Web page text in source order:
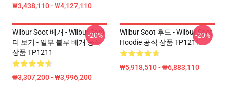
₩3,438,110 - ₩4,127,110
Wilbur Soot 베개 - Wilbur Soot
더 보기 - 일부 블루 베개 공식
상품 TP1211
₩3,307,200 - ₩3,996,200
-20%
Wilbur Soot 후드 - Wilbur Soot
Hoodie 공식 상품 TP1211
₩5,918,510 - ₩6,883,110
-20%